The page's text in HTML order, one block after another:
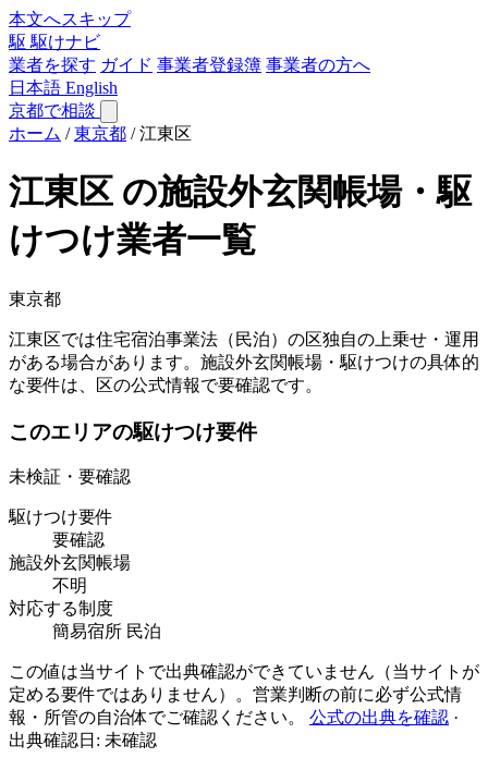
本文へスキップ
駆 駆けナビ
業者を探す ガイド 事業者登録簿 事業者の方へ
日本語 English
京都で相談
ホーム / 東京都 / 江東区
江東区 の施設外玄関帳場・駆
けつけ業者一覧
東京都
江東区では住宅宿泊事業法（民泊）の区独自の上乗せ・運用
がある場合があります。施設外玄関帳場・駆けつけの具体的
な要件は、区の公式情報で要確認です。
このエリアの駆けつけ要件
未検証・要確認
駆けつけ要件
要確認
施設外玄関帳場
不明
対応する制度
簡易宿所 民泊
この値は当サイトで出典確認ができていません（当サイトが
定める要件ではありません）。営業判断の前に必ず公式情
報・所管の自治体でご確認ください。
公式の出典を確認 ·
出典確認日: 未確認